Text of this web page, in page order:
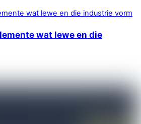
wat lewe en die